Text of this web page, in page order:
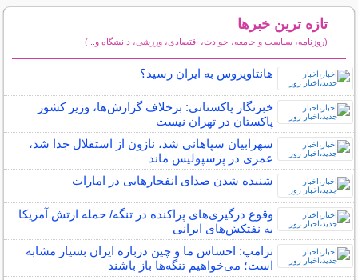
تازه ترین خبرها
(روزنامه، سیاست و جامعه، حوادث، اقتصادی، ورزشی، دانشگاه و...)
هانتاویروس به ایران رسید؟
خبرنگار پاکستانی: برخلاف گزارش‌ها، وزیر کشور
پاکستان در تهران نیست
سهرابیان سپاهانی شد، نازون از استقلال جدا شد،
عمری در پرسپولیس ماند
شنیده شدن صدای انفجارهایی در امارات
وقوع درگیری‌های پراکنده در تنگه/ حمله ارتش آمریکا
به نفتکش‌های ایرانی
ترامپ: احساس ما و چین درباره ایران بسیار مشابه
است؛ می‌خواهیم تنگه‌ها باز باشند